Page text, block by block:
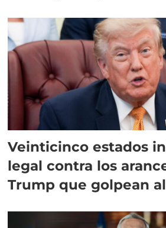
Veinticinco estados
legal contra los
Trump que golpean